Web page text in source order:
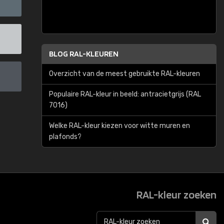
BLOG RAL-KLEUREN
Overzicht van de meest gebruikte RAL-kleuren
Populaire RAL-kleur in beeld: antracietgrijs (RAL
7016)
Welke RAL-kleur kiezen voor witte muren en
plafonds?
RAL-kleur zoeken